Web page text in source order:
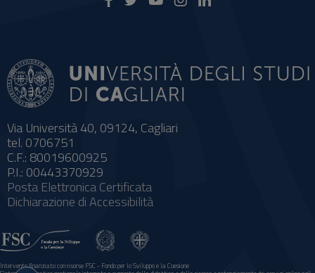
Via Università 40, 09124, Cagliari
tel. 0706751
C.F.: 80019600925
P.I.: 00443370929
Posta Elettronica Certificata
Dichiarazione di Accessibilità
Intervento finanziato con risorse FSC - Fondo per lo Sviluppo e la Coesione